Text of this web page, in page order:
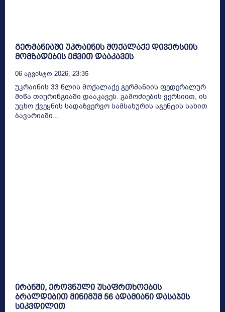
გერმანიაში უკრაინის მოქალაქე დივერსიის
მომზადების ეჭვით დააკავეს
06 Აგვისტო 2026, 23:35
უკრაინის 33 წლის მოქალაქე გერმანიის ფედერალურ
მიწა თიურინგიაში დააკავეს. გამოძიების ვერსიით, ის
უცხო ქვეყნის სადაზვერვო სამსახურის აგენტის სახით
ბავარიაში...
ირანში, ეროვნული უსაფრთხოების
ბრალდებით მინიმუმ 56 ადამიანი დასაჯეს
სიკვდილით